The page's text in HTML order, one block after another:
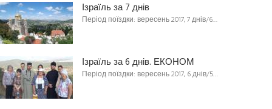
Ізраїль за 7 днів
Період поїздки: вересень 2017, 7 днів/6…
Ізраїль за 6 днів. ЕКОНОМ
Період поїздки: вересень 2017, 6 днів/5…